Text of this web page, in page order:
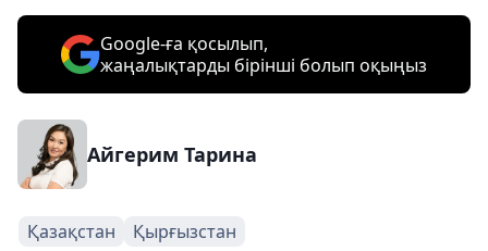
Google-ға қосылып,
жаңалықтарды бірінші болып оқыңыз
Айгерим Тарина
Қазақстан Қырғызстан